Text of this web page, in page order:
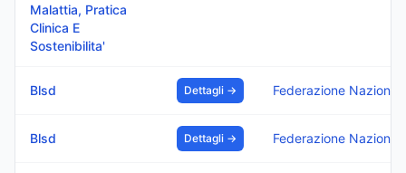
Malattia, Pratica
Clinica E
Sostenibilita'
Blsd Dettagli →
Blsd Dettagli →